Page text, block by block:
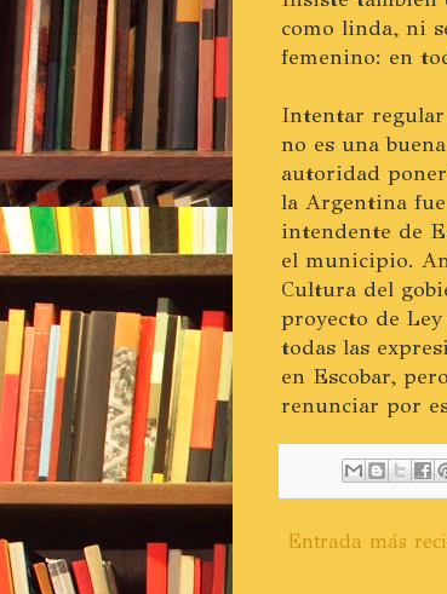
como linda, ni
femenino: en
Intentar
no es una
autoridad
la Argentina
intendente de
el municipio.
Cultura del
proyecto de
todas las
en Escobar,
renunciar por
Entrada más